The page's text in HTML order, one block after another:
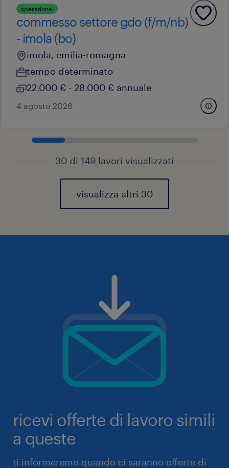
operational
commesso settore gdo (f/m/nb)
- imola (bo)
imola, emilia-romagna
tempo determinato
22.000 € - 28.000 € annuale
4 agosto 2026
30 di 149 lavori visualizzati
visualizza altri 30
ricevi offerte di lavoro simili
a queste
ti informeremo quando ci saranno offerte di